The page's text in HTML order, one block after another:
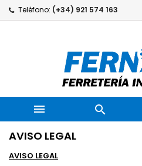
Teléfono: (+34) 921 574 163
 
AVISO LEGAL
AVISO LEGAL